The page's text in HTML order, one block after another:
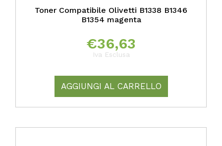
Toner Compatibile Olivetti B1338 B1346
B1354 magenta
€36,63
Iva Esclusa
AGGIUNGI AL CARRELLO